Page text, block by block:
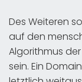
Des Weiteren
auf den
Algorithmus der
sein. Ein